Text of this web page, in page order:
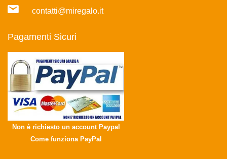
contatti@miregalo.it
Pagamenti Sicuri
Non è richiesto un account Paypal
Come funziona PayPal